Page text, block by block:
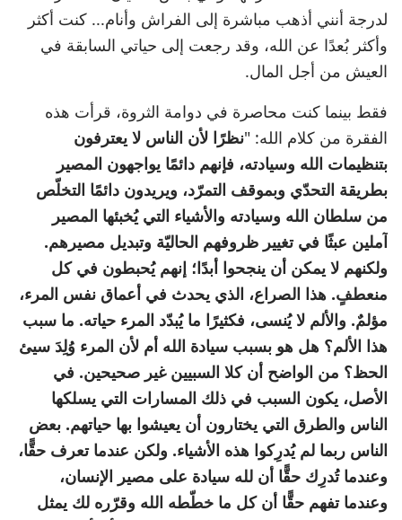
لدرجة أنني أذهب مباشرة إلى الفراش وأنام... كنت أكثر
وأكثر بُعدًا عن الله، وقد رجعت إلى حياتي السابقة في
العيش من أجل المال.
فقط بينما كنت محاصرة في دوامة الثروة، قرأت هذه
الفقرة من كلام الله: "نظرًا لأن الناس لا يعترفون
بتنظيمات الله وسيادته، فإنهم دائمًا يواجهون المصير
بطريقة التحدّي وبموقف التمرّد، ويريدون دائمًا التخلّص
من سلطان الله وسيادته والأشياء التي يُخبئها المصير
آملين عبثًا في تغيير ظروفهم الحاليّة وتبديل مصيرهم.
ولكنهم لا يمكن أن ينجحوا أبدًا؛ إنهم يُحبطون في كل
منعطفٍ. هذا الصراع، الذي يحدث في أعماق نفس المرء،
مؤلمٌ. والألم لا يُنسى، فكثيرًا ما يُبدّد المرء حياته. ما سبب
هذا الألم؟ هل هو بسبب سيادة الله أم لأن المرء وُلِدَ سيئ
الحظ؟ من الواضح أن كلا السبيين غير صحيحين. في
الأصل، يكون السبب في ذلك المسارات التي يسلكها
الناس والطرق التي يختارون أن يعيشوا بها حياتهم. بعض
الناس ربما لم يُدرِكوا هذه الأشياء. ولكن عندما تعرف حقًّا،
وعندما تُدرِك حقًّا أن لله سيادة على مصير الإنسان،
وعندما تفهم حقًّا أن كل ما خطّطه الله وقرّره لك يمثل